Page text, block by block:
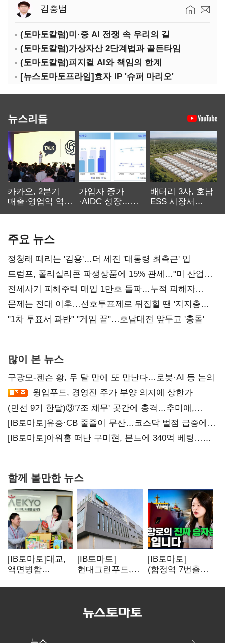
김충범
(토마토칼럼)미·중 AI 전쟁 속 우리의 길
(토마토칼럼)가상자산 2단계법과 골든타임
(토마토칼럼)피지컬 AI와 책임의 한계
[뉴스토마토프라임]효자 IP '슈퍼 마리오'
뉴스리듬
카카오, 2분기
매출·영업익 역대
가입자 증가
·AIDC 성장…
배터리 3사, 호남
ESS 시장서
주요 뉴스
정청래 때리는 '김용'…더 세진 '대통령 최측근' 입
트럼프, 폴리실리콘 파생상품에 15% 관세…"미 산업
재건"
전세사기 피해주택 매입 1만호 돌파…누적 피해자
4만278명
문제는 전대 이후…선호투표제로 뒤집힐 땐 '지지층
불복'
"1차 투표서 과반" "게임 끝"…호남대전 앞두고 '충돌'
많이 본 뉴스
구광모-젠슨 황, 두 달 만에 또 만난다…로봇·AI 등 논의
윙입푸드, 경영진 주가 부양 의지에 상한가
(민선 9기 한달)③'7조 채무' 곳간에 충격…추미애,
20년만에 '비상재정' 선언 승부수
[IB토마토]유증·CB 줄줄이 무산…코스닥 벌점 급증에
상폐 압박
[IB토마토]아워홈 떠난 구미현, 본느에 340억 베팅…
함께 볼만한 뉴스
[IB토마토]대교,
액면병합
룰' 경고장…
[IB토마토]
현대그린푸드,
실적 개선에
[IB토마토]
(합정역 7번출구)
K조선 뜬다